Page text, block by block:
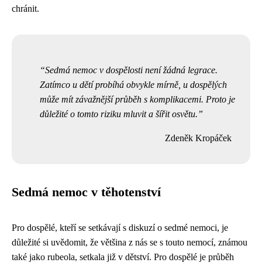
chránit.
Sedmá nemoc v dospělosti není žádná legrace.
Zatímco u dětí probíhá obvykle mírně, u dospělých
může mít závažnější průběh s komplikacemi. Proto je
důležité o tomto riziku mluvit a šířit osvětu.
Zdeněk Kropáček
Sedmá nemoc v těhotenství
Pro dospělé, kteří se setkávají s diskuzí o sedmé nemoci, je
důležité si uvědomit, že většina z nás se s touto nemocí, známou
také jako rubeola, setkala již v dětství. Pro dospělé je průběh